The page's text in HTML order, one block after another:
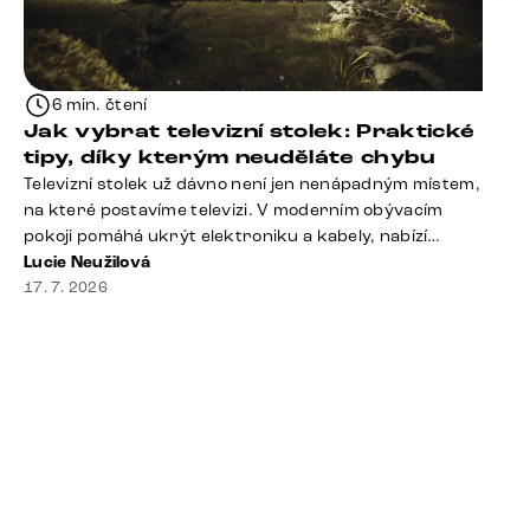
6 min. čtení
Jak vybrat televizní stolek: Praktické
tipy, díky kterým neuděláte chybu
Televizní stolek už dávno není jen nenápadným místem,
na které postavíme televizi. V moderním obývacím
pokoji pomáhá ukrýt elektroniku a kabely, nabízí
praktický úložný prostor a často se stává výraznou
součástí celého interiéru. Při jeho výběru proto
Lucie Neužilová
17. 7. 2026